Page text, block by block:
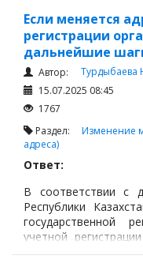
2014 года №
государственной
транспортных
транспортного
механических
и выдачи
https://adilet.zan.kz/
Если меняется
регистрации
дальнейшие
Автор:
Турдыбаева
15.07.2025 08:45
1767
Раздел: Изменение
адреса)
Ответ:
В соответствии с
Республики
государственной
учетной
юридическое лицо